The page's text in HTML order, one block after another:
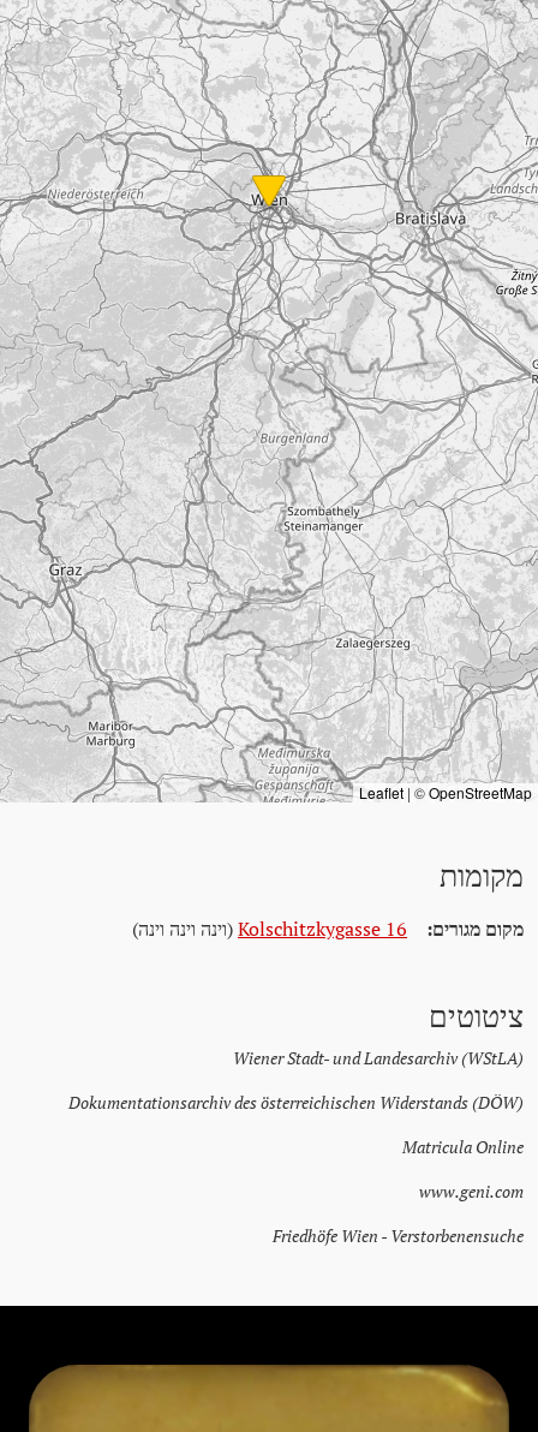
Leaflet | ©OpenStreetMap
מקומות
מקום מגורים: Kolschitzkygasse 16(וינה וינה וינה)
ציטוטים
Wiener Stadt- und Landesarchiv (WStLA)
Dokumentationsarchiv des österreichischen Widerstands (DÖW)
Matricula Online
www.geni.com
Friedhöfe Wien - Verstorbenensuche